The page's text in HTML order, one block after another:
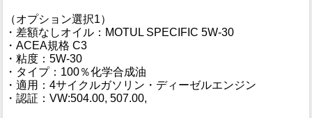
（オプション選択1）
・差額なしオイル：MOTUL SPECIFIC 5W-30
・ACEA規格 C3
・粘度：5W-30
・タイプ：100％化学合成油
・適用：4サイクルガソリン・ディーゼルエンジン
・認証：VW:504.00, 507.00,